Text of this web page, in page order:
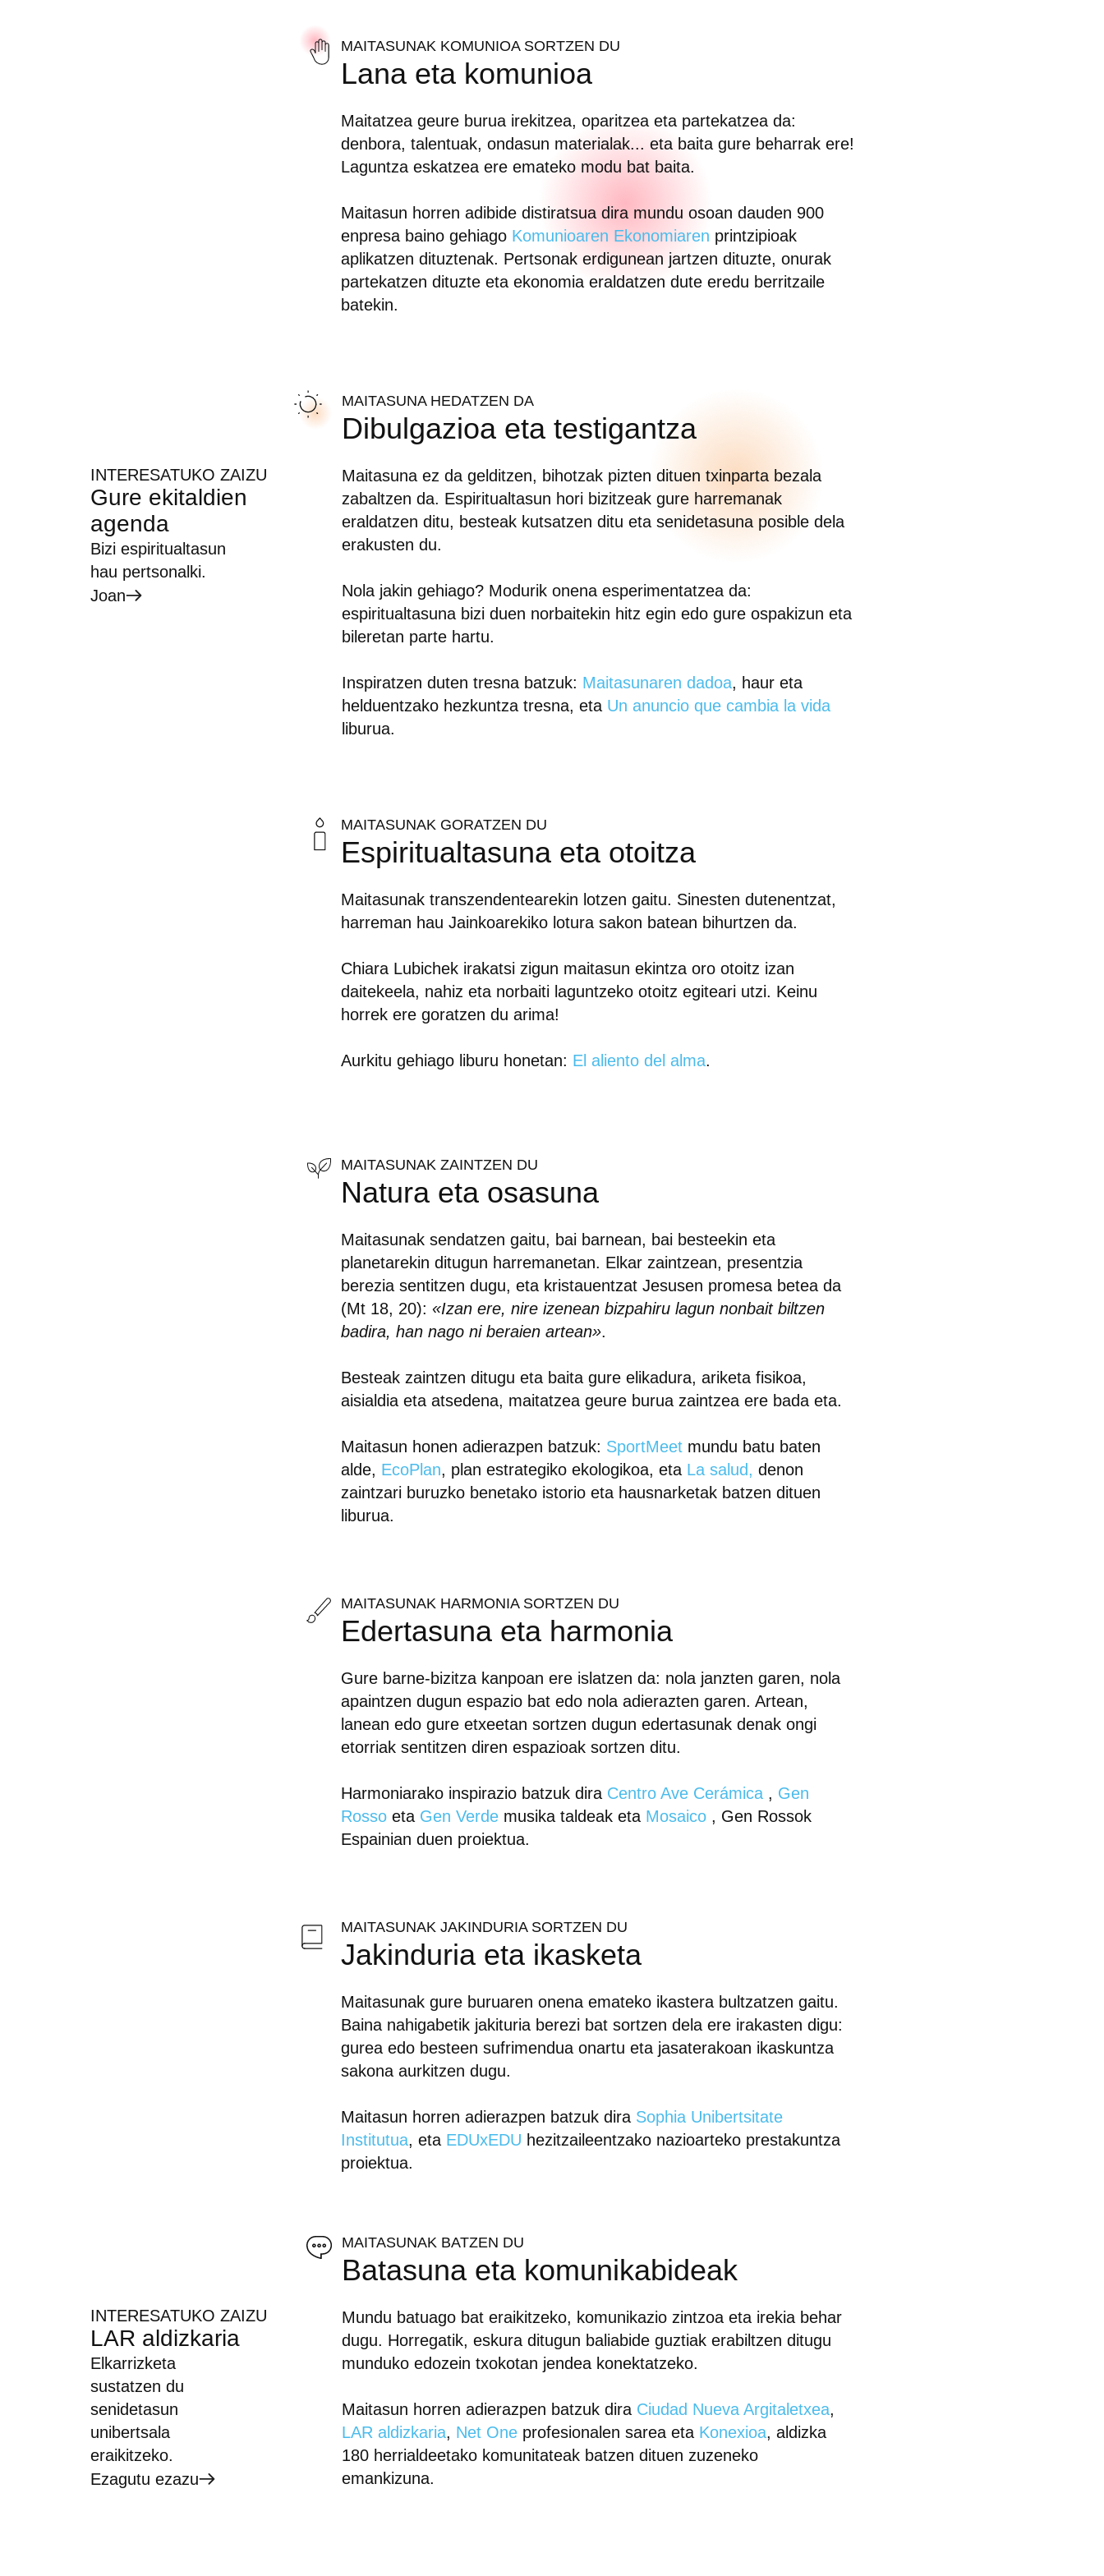
MAITASUNAK KOMUNIOA SORTZEN DU
Lana eta komunioa
Maitatzea geure burua irekitzea, oparitzea eta partekatzea da:
denbora, talentuak, ondasun materialak... eta baita gure beharrak ere!
Laguntza eskatzea ere emateko modu bat baita.
Maitasun horren adibide distiratsua dira mundu osoan dauden 900
enpresa baino gehiago Komunioaren Ekonomiaren printzipioak
aplikatzen dituztenak. Pertsonak erdigunean jartzen dituzte, onurak
partekatzen dituzte eta ekonomia eraldatzen dute eredu berritzaile
batekin.
INTERESATUKO ZAIZU
Gure ekitaldien
agenda
Bizi espiritualtasun
hau pertsonalki.
Joan
MAITASUNA HEDATZEN DA
Dibulgazioa eta testigantza
Maitasuna ez da gelditzen, bihotzak pizten dituen txinparta bezala
zabaltzen da. Espiritualtasun hori bizitzeak gure harremanak
eraldatzen ditu, besteak kutsatzen ditu eta senidetasuna posible dela
erakusten du.
Nola jakin gehiago? Modurik onena esperimentatzea da:
espiritualtasuna bizi duen norbaitekin hitz egin edo gure ospakizun eta
bileretan parte hartu.
Inspiratzen duten tresna batzuk: Maitasunaren dadoa, haur eta
helduentzako hezkuntza tresna, eta Un anuncio que cambia la vida
liburua.
MAITASUNAK GORATZEN DU
Espiritualtasuna eta otoitza
Maitasunak transzendentearekin lotzen gaitu. Sinesten dutenentzat,
harreman hau Jainkoarekiko lotura sakon batean bihurtzen da.
Chiara Lubichek irakatsi zigun maitasun ekintza oro otoitz izan
daitekeela, nahiz eta norbaiti laguntzeko otoitz egiteari utzi. Keinu
horrek ere goratzen du arima!
Aurkitu gehiago liburu honetan: El aliento del alma.
MAITASUNAK ZAINTZEN DU
Natura eta osasuna
Maitasunak sendatzen gaitu, bai barnean, bai besteekin eta
planetarekin ditugun harremanetan. Elkar zaintzean, presentzia
berezia sentitzen dugu, eta kristauentzat Jesusen promesa betea da
(Mt 18, 20):«Izan ere, nire izenean bizpahiru lagun nonbait biltzen
badira, han nago ni beraien artean».
Besteak zaintzen ditugu eta baita gure elikadura, ariketa fisikoa,
aisialdia eta atsedena, maitatzea geure burua zaintzea ere bada eta.
Maitasun honen adierazpen batzuk: SportMeet mundu batu baten
alde, EcoPlan, plan estrategiko ekologikoa, eta La salud, denon
zaintzari buruzko benetako istorio eta hausnarketak batzen dituen
liburua.
MAITASUNAK HARMONIA SORTZEN DU
Edertasuna eta harmonia
Gure barne-bizitza kanpoan ere islatzen da: nola janzten garen, nola
apaintzen dugun espazio bat edo nola adierazten garen. Artean,
lanean edo gure etxeetan sortzen dugun edertasunak denak ongi
etorriak sentitzen diren espazioak sortzen ditu.
Harmoniarako inspirazio batzuk dira Centro Ave Cerámica , Gen
Rosso eta Gen Verde musika taldeak eta Mosaico , Gen Rossok
Espainian duen proiektua.
MAITASUNAK JAKINDURIA SORTZEN DU
Jakinduria eta ikasketa
Maitasunak gure buruaren onena emateko ikastera bultzatzen gaitu.
Baina nahigabetik jakituria berezi bat sortzen dela ere irakasten digu:
gurea edo besteen sufrimendua onartu eta jasaterakoan ikaskuntza
sakona aurkitzen dugu.
Maitasun horren adierazpen batzuk dira Sophia Unibertsitate
Institutua, eta EDUxEDU hezitzaileentzako nazioarteko prestakuntza
proiektua.
INTERESATUKO ZAIZU
LAR aldizkaria
Elkarrizketa
sustatzen du
senidetasun
unibertsala
eraikitzeko.
Ezagutu ezazu
MAITASUNAK BATZEN DU
Batasuna eta komunikabideak
Mundu batuago bat eraikitzeko, komunikazio zintzoa eta irekia behar
dugu. Horregatik, eskura ditugun baliabide guztiak erabiltzen ditugu
munduko edozein txokotan jendea konektatzeko.
Maitasun horren adierazpen batzuk dira Ciudad Nueva Argitaletxea,
LAR aldizkaria, Net One profesionalen sarea eta Konexioa, aldizka
180 herrialdeetako komunitateak batzen dituen zuzeneko
emankizuna.